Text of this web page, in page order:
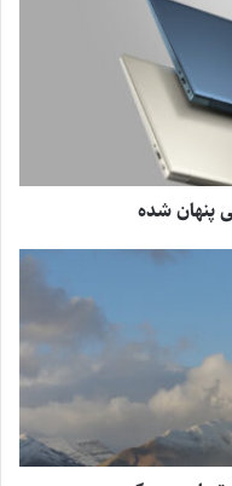
پنهان شده